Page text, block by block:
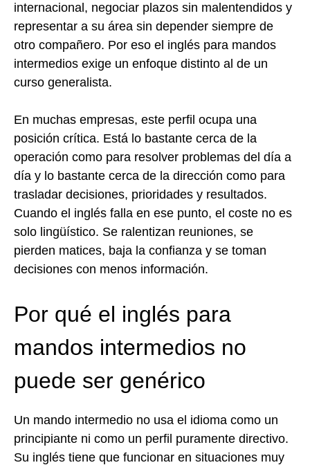
internacional, negociar plazos sin malentendidos y
representar a su área sin depender siempre de
otro compañero. Por eso el inglés para mandos
intermedios exige un enfoque distinto al de un
curso generalista.
En muchas empresas, este perfil ocupa una
posición crítica. Está lo bastante cerca de la
operación como para resolver problemas del día a
día y lo bastante cerca de la dirección como para
trasladar decisiones, prioridades y resultados.
Cuando el inglés falla en ese punto, el coste no es
solo lingüístico. Se ralentizan reuniones, se
pierden matices, baja la confianza y se toman
decisiones con menos información.
Por qué el inglés para
mandos intermedios no
puede ser genérico
Un mando intermedio no usa el idioma como un
principiante ni como un perfil puramente directivo.
Su inglés tiene que funcionar en situaciones muy